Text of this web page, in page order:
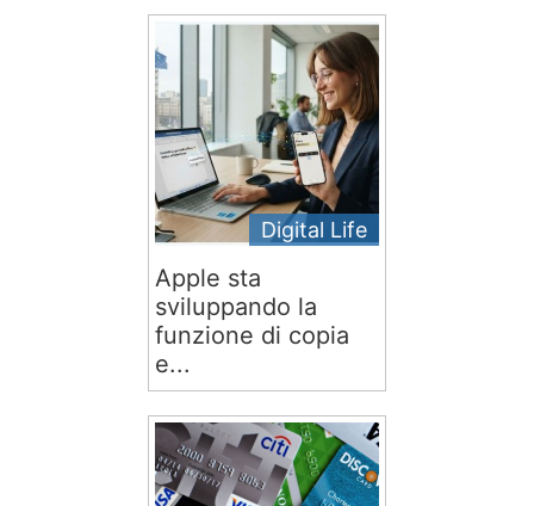
Digital Life
Apple sta
sviluppando la
funzione di copia
e...